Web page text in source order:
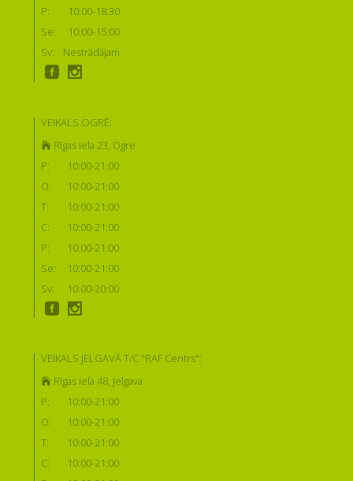
P:
10:00-18:30
Se:
10:00-15:00
Sv:
Nestrādājam
VEIKALS OGRĒ:
Rīgas iela 23, Ogre
P:
10:00-21:00
O:
10:00-21:00
T:
10:00-21:00
C:
10:00-21:00
P:
10:00-21:00
Se:
10:00-21:00
Sv:
10:00-20:00
VEIKALS JELGAVĀ T/C "RAF Centrs":
Rīgas iela 48, Jelgava
P:
10:00-21:00
O:
10:00-21:00
T:
10:00-21:00
C:
10:00-21:00